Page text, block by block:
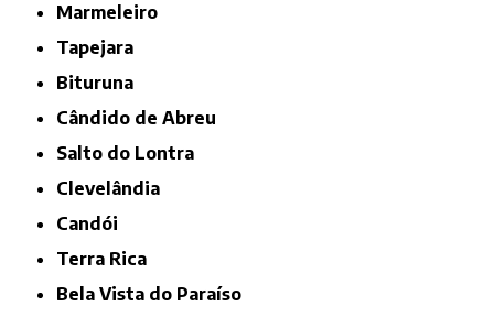
Marmeleiro
Tapejara
Bituruna
Cândido de Abreu
Salto do Lontra
Clevelândia
Candói
Terra Rica
Bela Vista do Paraíso